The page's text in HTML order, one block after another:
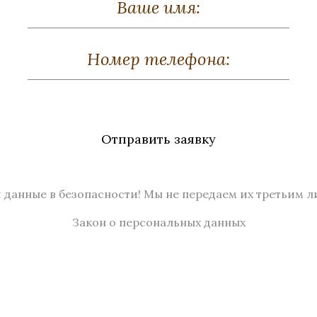
Отправить заявку
в безопасности! Мы не передаем их третьим
Закон о персональных данных